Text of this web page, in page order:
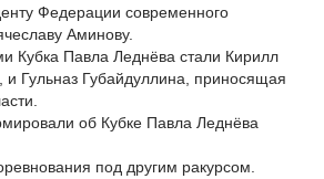
Федерации современного
Аминову.
Кубка Павла Леднёва стали Кирилл
Гульназ Губайдуллина, приносящая
об Кубке Павла Леднёва
под другим ракурсом.